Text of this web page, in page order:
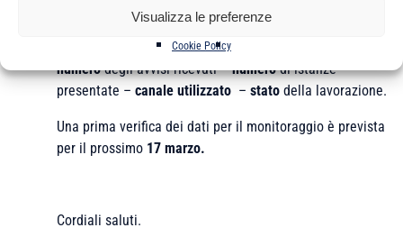
Visualizza le preferenze
Cookie Policy
sito istituzionale – Commissioni di studio – Lavoro –
numerodegli avvisi ricevuti –numerodi istanze
presentate – canale utilizzato – stato della lavorazione.
Una prima verifica dei dati per il monitoraggio è prevista
per il prossimo 17 marzo.
Cordiali saluti.